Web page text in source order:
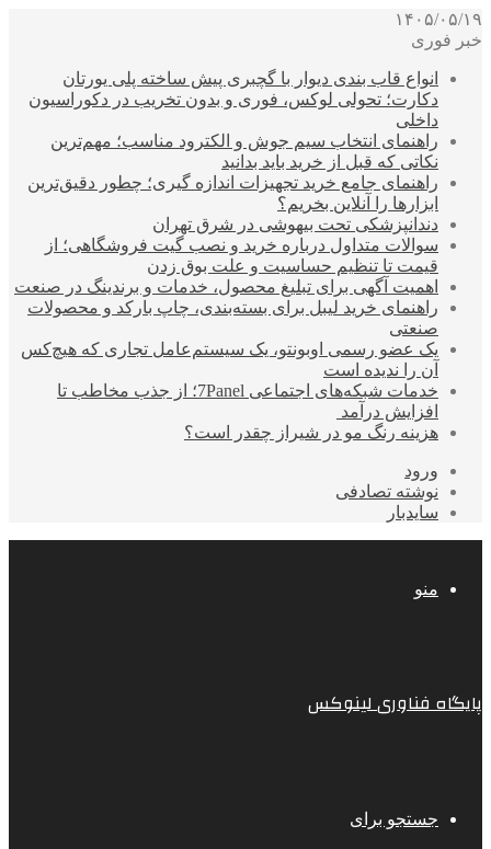
۱۴۰۵/۰۵/۱۹
خبر فوری
انواع قاب بندی دیوار با گچبری پیش ساخته پلی یورتان
دکارت؛ تحولی لوکس، فوری و بدون تخریب در دکوراسیون
داخلی
راهنمای انتخاب سیم جوش و الکترود مناسب؛ مهم‌ترین
نکاتی که قبل از خرید باید بدانید
راهنمای جامع خرید تجهیزات اندازه گیری؛ چطور دقیق‌ترین
ابزارها را آنلاین بخریم؟
دندانپزشکی تحت بیهوشی در شرق تهران
سوالات متداول درباره خرید و نصب گیت فروشگاهی؛ از
قیمت تا تنظیم حساسیت و علت بوق زدن
اهمیت آگهی برای تبلیغ محصول، خدمات و برندینگ در صنعت
راهنمای خرید لیبل برای بسته‌بندی، چاپ بارکد و محصولات
صنعتی
یک عضو رسمی اوبونتو، یک سیستم‌عامل تجاری که هیچ‌کس
آن را ندیده است
خدمات شبکه‌های اجتماعی 7Panel؛ از جذب مخاطب تا
افزایش درآمد
هزینه رنگ مو در شیراز چقدر است؟
ورود
نوشته تصادفی
سایدبار
منو
پایگاه فناوری لینوکس
جستجو برای